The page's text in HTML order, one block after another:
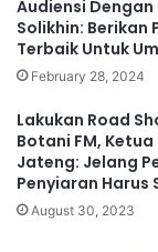
Audiensi Dengan
Solikhin: Berikan
Terbaik Untuk
February 28, 2024
Lakukan Road
Botani FM, Ketua
Jateng: Jelang
Penyiaran Harus
August 30, 2023